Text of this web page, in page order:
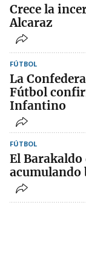
Crece la
Alcaraz
FÚTBOL
La
Fútbol
Infantino
FÚTBOL
El
acumulando